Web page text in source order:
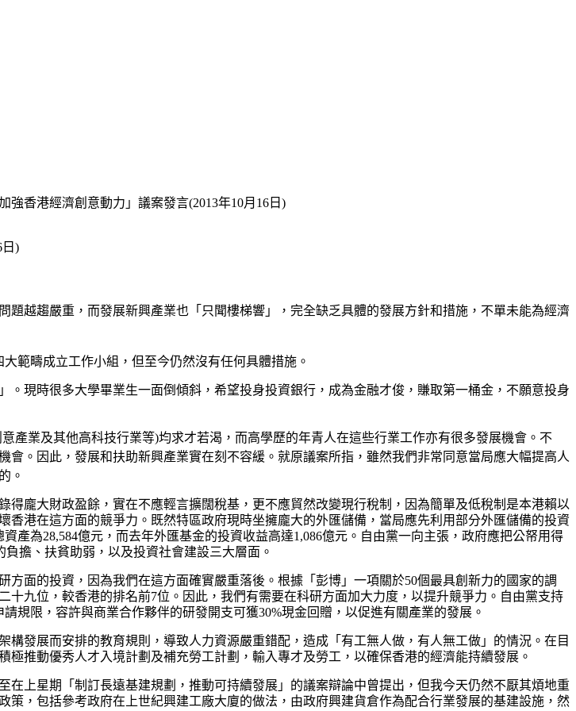
強香港經濟創意動力」議案發言(2013年10月16日)
日)
越趨嚴重，而發展新興產業也「只聞樓梯響」，完全缺乏具體的發展方針和措施，不單未能為經濟
範疇成立工作小組，但至今仍然沒有任何具體措施。
現時很多大學畢業生一面倒傾斜，希望投身投資銀行，成為金融才俊，賺取第一桶金，不願意投身
產業及其他高科技行業等)均求才若渴，而高學歷的年青人在這些行業工作亦有很多發展機會。不
。因此，發展和扶助新興產業實在刻不容緩。就原議案所指，雖然我們非常同意當局應大幅提高人
。
龐大財政盈餘，實在不應輕言擴闊稅基，更不應貿然改變現行稅制，因為簡單及低稅制是本港賴以
港在這方面的競爭力。既然特區政府現時坐擁龐大的外匯儲備，當局應先利用部分外匯儲備的投資
產為28,584億元，而去年外匯基金的投資收益高達1,086億元。自由黨一向主張，政府應把公帑用得
擔、扶貧助弱，以及投資社會建設三大層面。
面的投資，因為我們在這方面確實嚴重落後。根據「彭博」一項關於50個最具創新力的國家的調
九位，較香港的排名前7位。因此，我們有需要在科研方面加大力度，以提升競爭力。自由黨支持
規限，容許與商業合作夥伴的研發開支可獲30%現金回贈，以促進有關產業的發展。
發展而安排的教育規則，導致人力資源嚴重錯配，造成「有工無人做，有人無工做」的情況。在目
推動優秀人才入境計劃及補充勞工計劃，輸入專才及勞工，以確保香港的經濟能持續發展。
上星期「制訂長遠基建規劃，推動可持續發展」的議案辯論中曾提出，但我今天仍然不厭其煩地重
，包括參考政府在上世紀興建工廠大廈的做法，由政府興建貨倉作為配合行業發展的基建設施，然